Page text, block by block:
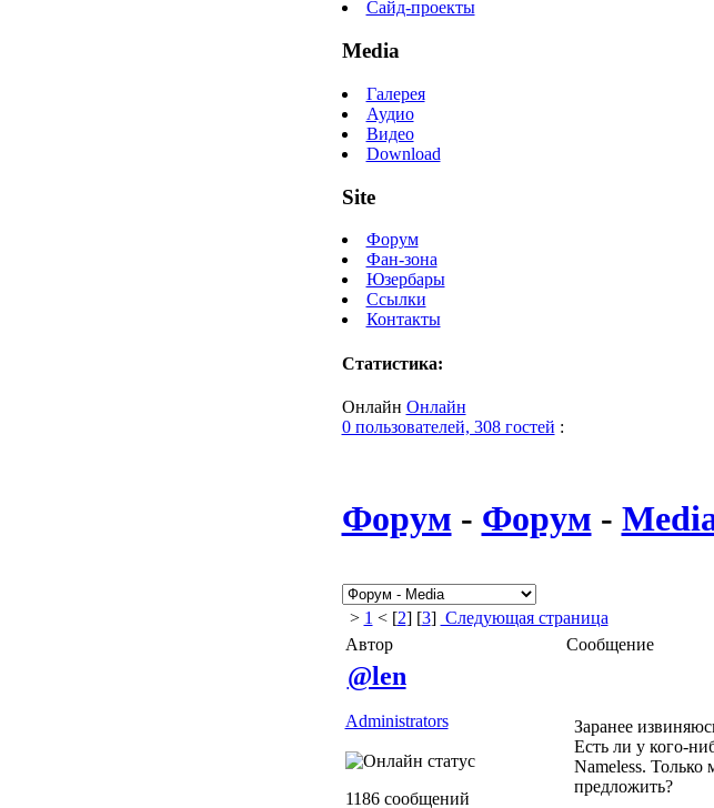
Сайд-проекты
Media
Галерея
Аудио
Видео
Download
Site
Форум
Фан-зона
Юзербары
Ссылки
Контакты
Статистика:
Онлайн Онлайн
0 пользователей, 308 гостей :
Форум - Форум -
> 1 < [2] [3] Следующая страница
Автор
Сообщение
@len
Administrators
1186 сообщений
Заранее
Есть ли у кого-
Nameless.
предложить?